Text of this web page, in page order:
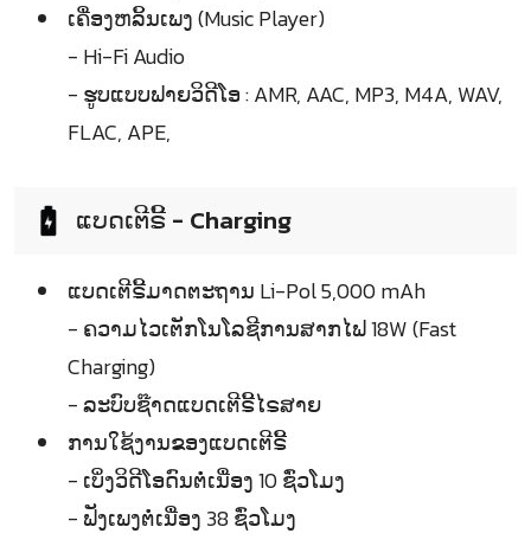
ເຄື່ອງຫລິ້ນເພງ (Music Player)
- Hi-Fi Audio
- ຮູບແບບຟາຍວິດີໂອ : AMR, AAC, MP3, M4A, WAV,
FLAC, APE,
ແບດເຕີຣີ້ - Charging
ແບດເຕີຣີ້ມາດຕະຖານ Li-Pol 5,000 mAh
- ຄວາມໄວເຕັກໂນໂລຊີການສາກໄຟ 18W (Fast
Charging)
- ລະບົບຊ໊າດແບດເຕີຣີ້ໄຣສາຍ
ການໃຊ້ງານຂອງແບດເຕີຣີ້
- ເບິ່ງວິດີໂອດົນຕໍ່ເນື່ອງ 10 ຊົ່ວໂມງ
- ຟັງເພງຕໍ່ເນື່ອງ 38 ຊົ່ວໂມງ